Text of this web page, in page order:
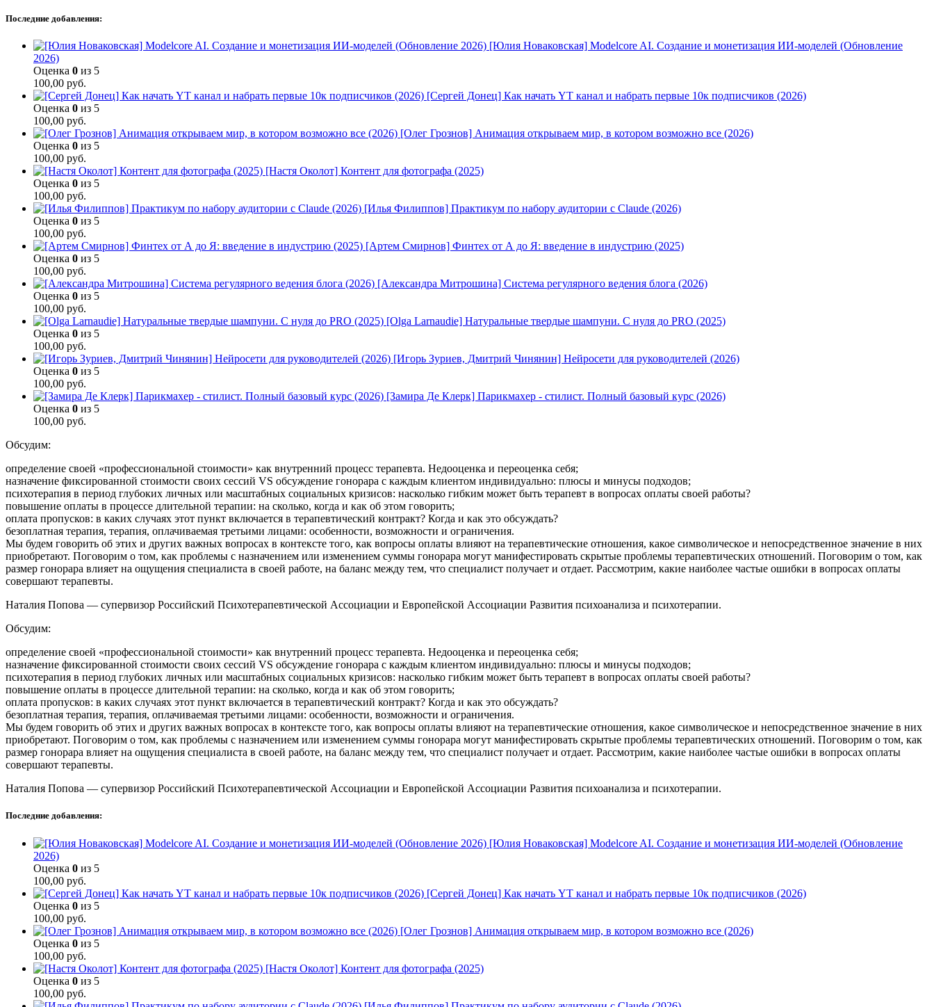
Последние добавления:
[Юлия Новаковская] Modelcore AI. Создание и монетизация ИИ-моделей (Обновление
2026)
Оценка 0 из 5
100,00 руб.
[Сергей Донец] Как начать YT канал и набрать первые 10к подписчиков (2026)
Оценка 0 из 5
100,00 руб.
[Олег Грознов] Анимация открываем мир, в котором возможно все (2026)
Оценка 0 из 5
100,00 руб.
[Настя Околот] Контент для фотографа (2025)
Оценка 0 из 5
100,00 руб.
[Илья Филиппов] Практикум по набору аудитории с Claude (2026)
Оценка 0 из 5
100,00 руб.
[Артем Смирнов] Финтех от А до Я: введение в индустрию (2025)
Оценка 0 из 5
100,00 руб.
[Александра Митрошина] Система регулярного ведения блога (2026)
Оценка 0 из 5
100,00 руб.
[Olga Larnaudie] Натуральные твердые шампуни. С нуля до PRO (2025)
Оценка 0 из 5
100,00 руб.
[Игорь Зуриев, Дмитрий Чинянин] Нейросети для руководителей (2026)
Оценка 0 из 5
100,00 руб.
[Замира Де Клерк] Парикмахер - стилист. Полный базовый курс (2026)
Оценка 0 из 5
100,00 руб.
Обсудим:
определение своей «профессиональной стоимости» как внутренний процесс терапевта. Недооценка и переоценка себя;
назначение фиксированной стоимости своих сессий VS обсуждение гонорара с каждым клиентом индивидуально: плюсы и минусы подходов;
психотерапия в период глубоких личных или масштабных социальных кризисов: насколько гибким может быть терапевт в вопросах оплаты своей работы?
повышение оплаты в процессе длительной терапии: на сколько, когда и как об этом говорить;
оплата пропусков: в каких случаях этот пункт включается в терапевтический контракт? Когда и как это обсуждать?
безоплатная терапия, терапия, оплачиваемая третьими лицами: особенности, возможности и ограничения.
Мы будем говорить об этих и других важных вопросах в контексте того, как вопросы оплаты влияют на терапевтические отношения, какое символическое и непосредственное значение в них
приобретают. Поговорим о том, как проблемы с назначением или изменением суммы гонорара могут манифестировать скрытые проблемы терапевтических отношений. Поговорим о том, как
размер гонорара влияет на ощущения специалиста в своей работе, на баланс между тем, что специалист получает и отдает. Рассмотрим, какие наиболее частые ошибки в вопросах оплаты
совершают терапевты.
Наталия Попова — супервизор Российский Психотерапевтической Ассоциации и Европейской Ассоциации Развития психоанализа и психотерапии.
Обсудим:
определение своей «профессиональной стоимости» как внутренний процесс терапевта. Недооценка и переоценка себя;
назначение фиксированной стоимости своих сессий VS обсуждение гонорара с каждым клиентом индивидуально: плюсы и минусы подходов;
психотерапия в период глубоких личных или масштабных социальных кризисов: насколько гибким может быть терапевт в вопросах оплаты своей работы?
повышение оплаты в процессе длительной терапии: на сколько, когда и как об этом говорить;
оплата пропусков: в каких случаях этот пункт включается в терапевтический контракт? Когда и как это обсуждать?
безоплатная терапия, терапия, оплачиваемая третьими лицами: особенности, возможности и ограничения.
Мы будем говорить об этих и других важных вопросах в контексте того, как вопросы оплаты влияют на терапевтические отношения, какое символическое и непосредственное значение в них
приобретают. Поговорим о том, как проблемы с назначением или изменением суммы гонорара могут манифестировать скрытые проблемы терапевтических отношений. Поговорим о том, как
размер гонорара влияет на ощущения специалиста в своей работе, на баланс между тем, что специалист получает и отдает. Рассмотрим, какие наиболее частые ошибки в вопросах оплаты
совершают терапевты.
Наталия Попова — супервизор Российский Психотерапевтической Ассоциации и Европейской Ассоциации Развития психоанализа и психотерапии.
Последние добавления:
[Юлия Новаковская] Modelcore AI. Создание и монетизация ИИ-моделей (Обновление
2026)
Оценка 0 из 5
100,00 руб.
[Сергей Донец] Как начать YT канал и набрать первые 10к подписчиков (2026)
Оценка 0 из 5
100,00 руб.
[Олег Грознов] Анимация открываем мир, в котором возможно все (2026)
Оценка 0 из 5
100,00 руб.
[Настя Околот] Контент для фотографа (2025)
Оценка 0 из 5
100,00 руб.